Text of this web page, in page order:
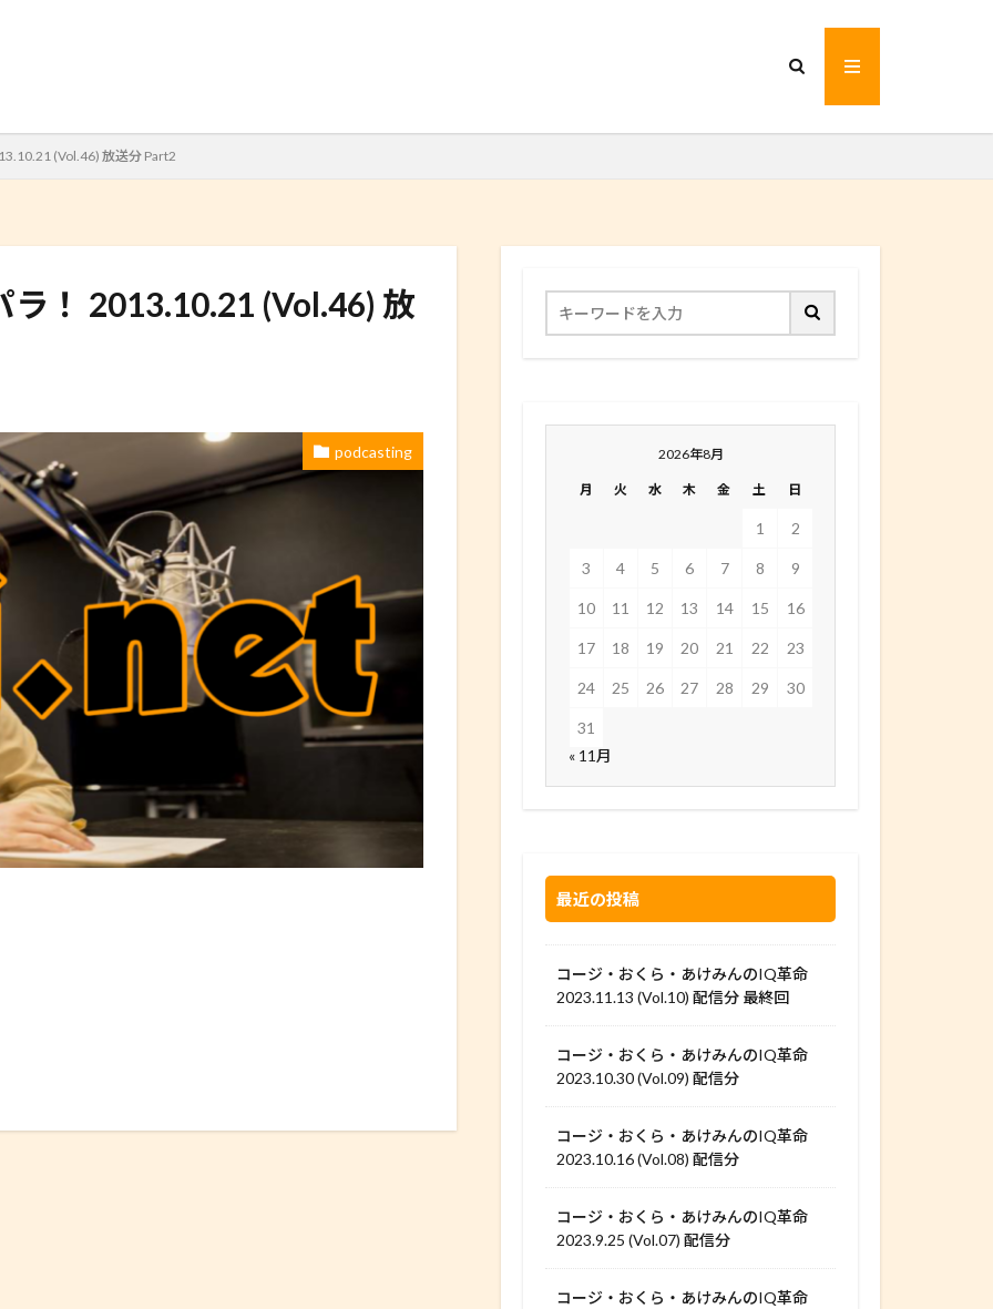
(Vol.46) 放送分 Part2
！ 2013.10.21 (Vol.46) 放
podcasting 2026年8月
月 火 水 木 金 土 日
1 2
3 4 5 6 7 8 9
10 11 12 13 14 15 16
17 18 19 20 21 22 23
24 25 26 27 28 29 30
31
« 11月
最近の投稿
コージ・おくら・あけみんのIQ革命
2023.11.13 (Vol.10) 配信分 最終回
コージ・おくら・あけみんのIQ革命
2023.10.30 (Vol.09) 配信分
コージ・おくら・あけみんのIQ革命
2023.10.16 (Vol.08) 配信分
コージ・おくら・あけみんのIQ革命
2023.9.25 (Vol.07) 配信分
コージ・おくら・あけみんのIQ革命